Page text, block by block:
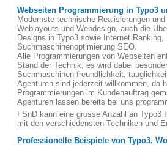
Webseiten Programmierung in Typo3
Modernste technische Realisierungen
Weblayouts und Webdesign, auch die
Designs in Typo3 sowie Internet
Suchmaschinenoptimierung SEO.
Alle Programmierungen von Webseiten
Stand der Technik, es wird dabei
Suchmaschinen freundlichkeit,
Agenturen sind jederzeit willkommen, da
Programmierungen im Kundenauftrag
Agenturen lassen bereits bei uns
FSnD kann eine grosse Anzahl an Typo3
mit den verschiedensten Techniken und
Professionelle Beispiele von Typo3,